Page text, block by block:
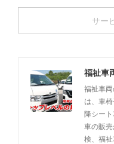
サー
福祉車
は、車
降シー
車の販
検、福